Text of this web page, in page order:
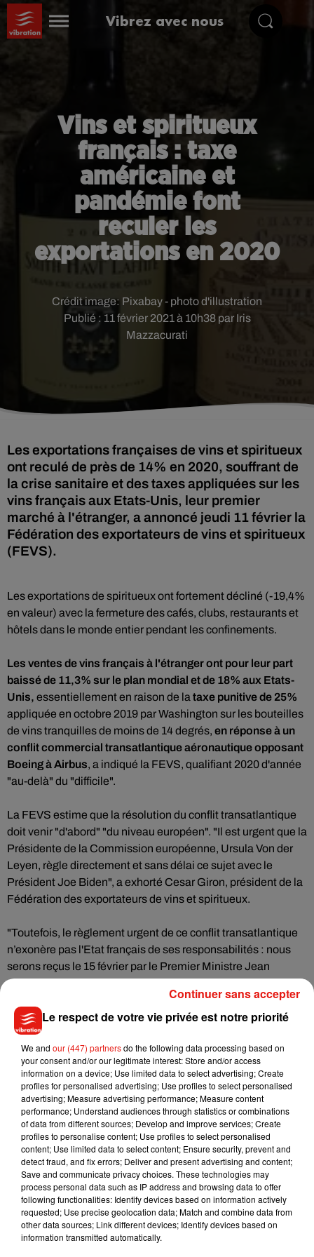
Vibrez avec nous
Vins et spiritueux
français : taxe
américaine et
pandémie font
reculer les
exportations en 2020
Publié : 11 février 2021 à 10h38 par Iris
Mazzacurati
Crédit image: Pixabay - photo d'illustration
Les exportations françaises de vins et spiritueux
ont reculé de près de 14% en 2020, souffrant de
la crise sanitaire et des taxes appliquées sur les
vins français aux Etats-Unis, leur premier
marché à l'étranger, a annoncé jeudi 11 février la
Fédération des exportateurs de vins et spiritueux
(FEVS).
Les exportations de spiritueux ont fortement décliné (-19,4%
en valeur) avec la fermeture des cafés, clubs, restaurants et
hôtels dans le monde entier pendant les confinements.
Les ventes de vins français à l'étranger ont pour leur part
baissé de 11,3% sur le plan mondial et de 18% aux Etats-
Unis, essentiellement en raison de la taxe punitive de 25%
appliquée en octobre 2019 par Washington sur les bouteilles
de vins tranquilles de moins de 14 degrés, en réponse à un
conflit commercial transatlantique aéronautique opposant
Boeing à Airbus, a indiqué la FEVS, qualifiant 2020 d'année
"au-delà" du "difficile".
La FEVS estime que la résolution du conflit transatlantique
doit venir "d'abord" "du niveau européen". "Il est urgent que la
Présidente de la Commission européenne, Ursula Von der
Leyen, règle directement et sans délai ce sujet avec le
Président Joe Biden", a exhorté Cesar Giron, président de la
Fédération des exportateurs de vins et spiritueux.
"Toutefois, le règlement urgent de ce conflit transatlantique
n’exonère pas l'Etat français de ses responsabilités : nous
serons reçus le 15 février par le Premier Ministre Jean
Castex", a-t-il précisé en
" à cette occasion.
En valeur,
l'an passé globalement à 12 milliards d'euros, tombant à
leur niveau de 2016.Néanmoins le secteur conserve sa
deuxième place dans les excédents commerciaux
français,derrière... l'aéronautique.
(Avec AFP)
Musique
Le respect de votre vie privée est notre priorité
We and our (447) partnersdo the following data processing based on
your consent and/or our legitimate interest: Store and/or access
information on a device; Use limited data to select advertising; Create
profiles for personalised advertising; Use profiles to select personalised
advertising; Measure advertising performance; Measure content
performance; Understand audiences through statistics or combinations
of data from different sources; Develop and improve services; Create
profiles to personalise content; Use profiles to select personalised
content; Use limited data to select content; Ensure security, prevent and
detect fraud, and fix errors; Deliver and present advertising and content;
Save and communicate privacy choices. These technologies may
process personal data such as IP address and browsing data to offer
following functionalities: Identify devices based on information actively
requested; Use precise geolocation data; Match and combine data from
other data sources; Link different devices; Identify devices based on
information transmitted automatically.
Continuer sans accepter